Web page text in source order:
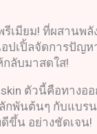
เมียม! ที่ผสาน
เปิ้ลจัดการปัญห
ลับมาสดใส!
ตัวนี้คือทาง
กพันต้นๆ กับแบรน
ขึ้น อย่างชัดเจน!